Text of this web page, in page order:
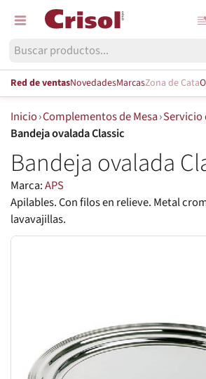
Red de ventasNovedadesMarcasZona de Cata
Inicio›Complementos de Mesa›Servicio
Bandeja ovalada Classic
Bandeja ovalada
Marca:APS
Apilables. Con filos en relieve. Metal
lavavajillas.